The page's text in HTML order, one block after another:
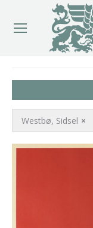
×
Westbø, Sidsel